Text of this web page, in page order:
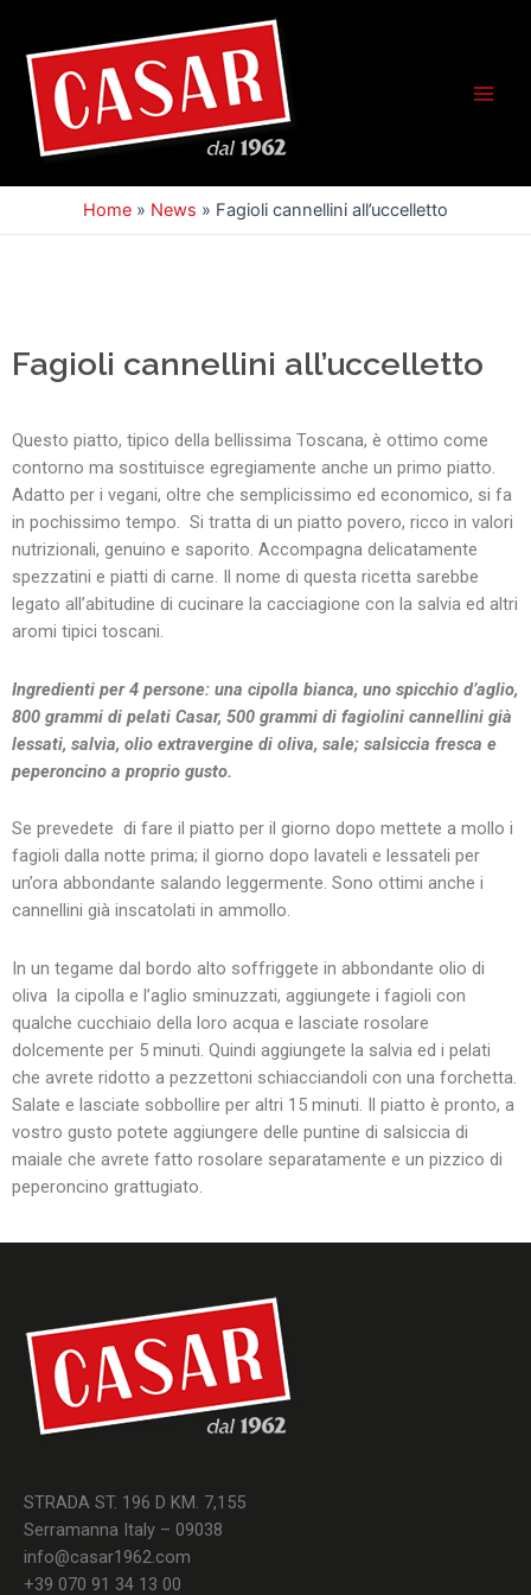
Home » News » Fagioli cannellini all’uccelletto
Fagioli cannellini all’uccelletto
Questo piatto, tipico della bellissima Toscana, è ottimo come
contorno ma sostituisce egregiamente anche un primo piatto.
Adatto per i vegani, oltre che semplicissimo ed economico, si fa
in pochissimo tempo. Si tratta di un piatto povero, ricco in valori
nutrizionali, genuino e saporito. Accompagna delicatamente
spezzatini e piatti di carne. Il nome di questa ricetta sarebbe
legato all’abitudine di cucinare la cacciagione con la salvia ed altri
aromi tipici toscani.
Ingredienti per 4 persone: una cipolla bianca, uno spicchio d’aglio,
800 grammi di pelati Casar, 500 grammi di fagiolini cannellini già
lessati, salvia, olio extravergine di oliva, sale; salsiccia fresca e
peperoncino a proprio gusto.
Se prevedete di fare il piatto per il giorno dopo mettete a mollo i
fagioli dalla notte prima; il giorno dopo lavateli e lessateli per
un’ora abbondante salando leggermente. Sono ottimi anche i
cannellini già inscatolati in ammollo.
In un tegame dal bordo alto soffriggete in abbondante olio di
oliva la cipolla e l’aglio sminuzzati, aggiungete i fagioli con
qualche cucchiaio della loro acqua e lasciate rosolare
dolcemente per 5 minuti. Quindi aggiungete la salvia ed i pelati
che avrete ridotto a pezzettoni schiacciandoli con una forchetta.
Salate e lasciate sobbollire per altri 15 minuti. Il piatto è pronto, a
vostro gusto potete aggiungere delle puntine di salsiccia di
maiale che avrete fatto rosolare separatamente e un pizzico di
peperoncino grattugiato.
STRADA ST. 196 D KM. 7,155
Serramanna Italy – 09038
info@casar1962.com
+39 070 91 34 13 00